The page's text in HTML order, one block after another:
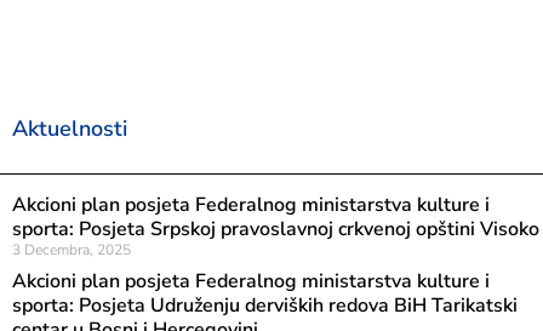
Aktuelnosti
Akcioni plan posjeta Federalnog ministarstva kulture i
sporta: Posjeta Srpskoj pravoslavnoj crkvenoj opštini Visoko
3 Decembra, 2025
Akcioni plan posjeta Federalnog ministarstva kulture i
sporta: Posjeta Udruženju derviških redova BiH Tarikatski